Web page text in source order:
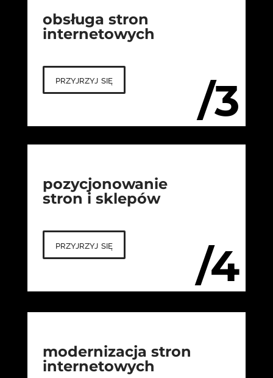
/3
obsługa stron
internetowych
przyjrzyj się
/4
pozycjonowanie
stron i sklepów
przyjrzyj się
modernizacja stron
internetowych